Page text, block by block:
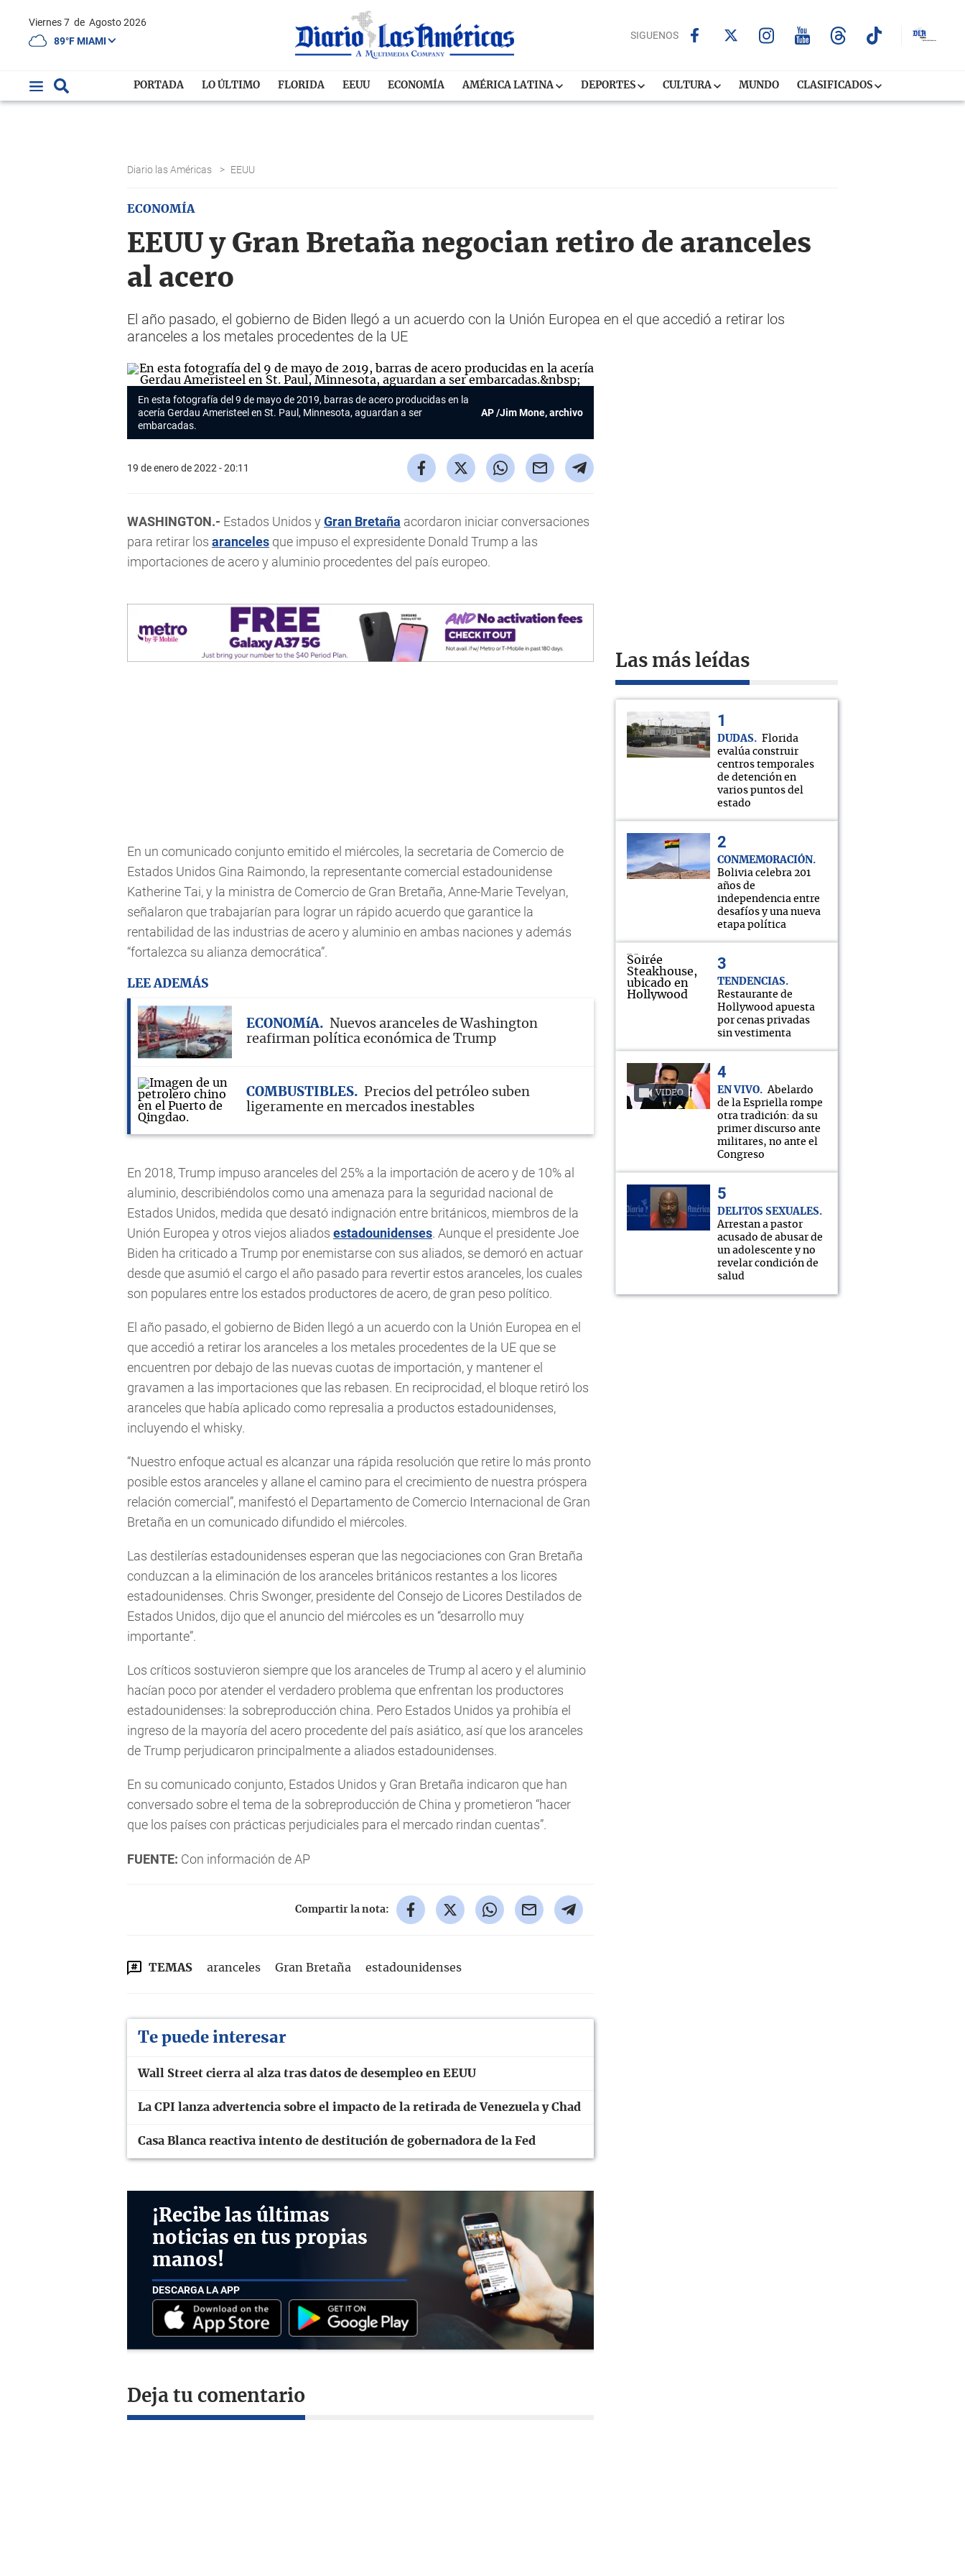
Viernes 7 de Agosto 2026
89°F MIAMI
SIGUENOS
PORTADA LO ÚLTIMO FLORIDA EEUU ECONOMÍA AMÉRICA LATINA DEPORTES CULTURA MUNDO CLASIFICADOS
Diario las Américas > EEUU
ECONOMÍA
EEUU y Gran Bretaña negocian retiro de aranceles
al acero
El año pasado, el gobierno de Biden llegó a un acuerdo con la Unión Europea en el que accedió a retirar los
aranceles a los metales procedentes de la UE
En esta fotografía del 9 de mayo de 2019, barras de acero producidas en la
acería Gerdau Ameristeel en St. Paul, Minnesota, aguardan a ser
embarcadas.
AP /Jim Mone, archivo
19 de enero de 2022 - 20:11
WASHINGTON.- Estados Unidos y Gran Bretaña acordaron iniciar conversaciones
para retirar los aranceles que impuso el expresidente Donald Trump a las
importaciones de acero y aluminio procedentes del país europeo.
En un comunicado conjunto emitido el miércoles, la secretaria de Comercio de
Estados Unidos Gina Raimondo, la representante comercial estadounidense
Katherine Tai, y la ministra de Comercio de Gran Bretaña, Anne-Marie Tevelyan,
señalaron que trabajarían para lograr un rápido acuerdo que garantice la
rentabilidad de las industrias de acero y aluminio en ambas naciones y además
“fortalezca su alianza democrática”.
LEE ADEMÁS
ECONOMíA
Nuevos aranceles de Washington
reafirman política económica de Trump
COMBUSTIBLES
Precios del petróleo suben
ligeramente en mercados inestables
En 2018, Trump impuso aranceles del 25% a la importación de acero y de 10% al
aluminio, describiéndolos como una amenaza para la seguridad nacional de
Estados Unidos, medida que desató indignación entre británicos, miembros de la
Unión Europea y otros viejos aliados estadounidenses. Aunque el presidente Joe
Biden ha criticado a Trump por enemistarse con sus aliados, se demoró en actuar
desde que asumió el cargo el año pasado para revertir estos aranceles, los cuales
son populares entre los estados productores de acero, de gran peso político.
El año pasado, el gobierno de Biden llegó a un acuerdo con la Unión Europea en el
que accedió a retirar los aranceles a los metales procedentes de la UE que se
encuentren por debajo de las nuevas cuotas de importación, y mantener el
gravamen a las importaciones que las rebasen. En reciprocidad, el bloque retiró los
aranceles que había aplicado como represalia a productos estadounidenses,
incluyendo el whisky.
“Nuestro enfoque actual es alcanzar una rápida resolución que retire lo más pronto
posible estos aranceles y allane el camino para el crecimiento de nuestra próspera
relación comercial”, manifestó el Departamento de Comercio Internacional de Gran
Bretaña en un comunicado difundido el miércoles.
Las destilerías estadounidenses esperan que las negociaciones con Gran Bretaña
conduzcan a la eliminación de los aranceles británicos restantes a los licores
estadounidenses. Chris Swonger, presidente del Consejo de Licores Destilados de
Estados Unidos, dijo que el anuncio del miércoles es un “desarrollo muy
importante”.
Los críticos sostuvieron siempre que los aranceles de Trump al acero y el aluminio
hacían poco por atender el verdadero problema que enfrentan los productores
estadounidenses: la sobreproducción china. Pero Estados Unidos ya prohibía el
ingreso de la mayoría del acero procedente del país asiático, así que los aranceles
de Trump perjudicaron principalmente a aliados estadounidenses.
En su comunicado conjunto, Estados Unidos y Gran Bretaña indicaron que han
conversado sobre el tema de la sobreproducción de China y prometieron “hacer
que los países con prácticas perjudiciales para el mercado rindan cuentas”.
FUENTE: Con información de AP
Compartir la nota:
TEMAS aranceles Gran Bretaña estadounidenses
Te puede interesar
Wall Street cierra al alza tras datos de desempleo en EEUU
La CPI lanza advertencia sobre el impacto de la retirada de Venezuela y Chad
Casa Blanca reactiva intento de destitución de gobernadora de la Fed
¡Recibe las últimas
noticias en tus propias
manos!
DESCARGA LA APP
Deja tu comentario
Las más leídas
DUDAS
Florida
evalúa construir
centros temporales
de detención en
varios puntos del
estado
CONMEMORACIÓN
Bolivia celebra 201
años de
independencia entre
desafíos y una nueva
etapa política
TENDENCIAS
Restaurante de
Hollywood apuesta
por cenas privadas
sin vestimenta
VIDEO EN VIVO
Abelardo
de la Espriella rompe
otra tradición: da su
primer discurso ante
militares, no ante el
Congreso
DELITOS SEXUALES
Arrestan a pastor
acusado de abusar de
un adolescente y no
revelar condición de
salud